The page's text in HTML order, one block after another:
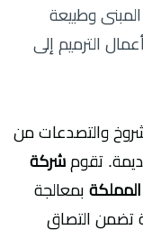
وطبيعة
الترميم إلى
والتصدعات من
تقوم شركة
بمعالجة
تضمن التصاق